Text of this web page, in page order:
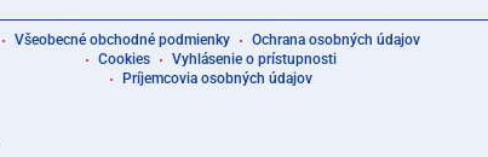
Všeobecné obchodné podmienky
Ochrana osobných údajov
Cookies
Vyhlásenie o prístupnosti
Príjemcovia osobných údajov